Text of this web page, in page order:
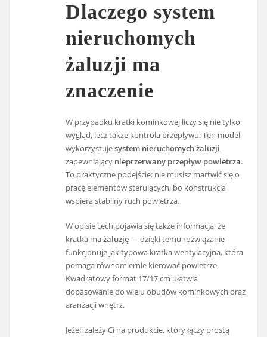
Dlaczego system
nieruchomych
żaluzji ma
znaczenie
W przypadku kratki kominkowej liczy się nie tylko
wygląd, lecz także kontrola przepływu. Ten model
wykorzystujesystem nieruchomych żaluzji,
zapewniający nieprzerwany przepływ powietrza.
To praktyczne podejście: nie musisz martwić się o
pracę elementów sterujących, bo konstrukcja
wspiera stabilny ruch powietrza.
W opisie cech pojawia się także informacja, że
kratka mażaluzję— dzięki temu rozwiązanie
funkcjonuje jak typowa kratka wentylacyjna, która
pomaga równomiernie kierować powietrze.
Kwadratowy format 17/17 cm ułatwia
dopasowanie do wielu obudów kominkowych oraz
aranżacji wnętrz.
Jeżeli zależy Ci na produkcie, który łączy prostą